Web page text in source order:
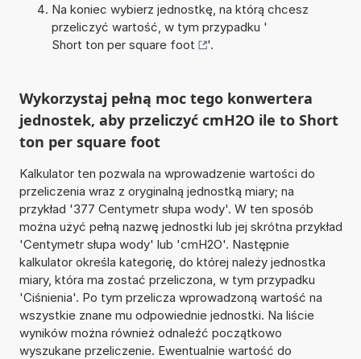
Na koniec wybierz jednostkę, na którą chcesz
przeliczyć wartość, w tym przypadku '
Short ton per square foot
'.
Wykorzystaj pełną moc tego konwertera
jednostek, aby przeliczyć cmH2O ile to Short
ton per square foot
Kalkulator ten pozwala na wprowadzenie wartości do
przeliczenia wraz z oryginalną jednostką miary; na
przykład '377 Centymetr słupa wody'. W ten sposób
można użyć pełną nazwę jednostki lub jej skrótna przykład
'Centymetr słupa wody' lub 'cmH2O'. Następnie
kalkulator określa kategorię, do której należy jednostka
miary, która ma zostać przeliczona, w tym przypadku
'Ciśnienia'. Po tym przelicza wprowadzoną wartość na
wszystkie znane mu odpowiednie jednostki. Na liście
wyników można również odnaleźć początkowo
wyszukane przeliczenie. Ewentualnie wartość do